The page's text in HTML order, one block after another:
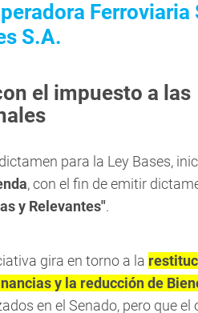
Ferroviaria
S.A.
el impuesto a las
para la Ley Bases,
, con el fin de emitir
y Relevantes".
gira en torno a la
y la reducción de
en el Senado, pero que el